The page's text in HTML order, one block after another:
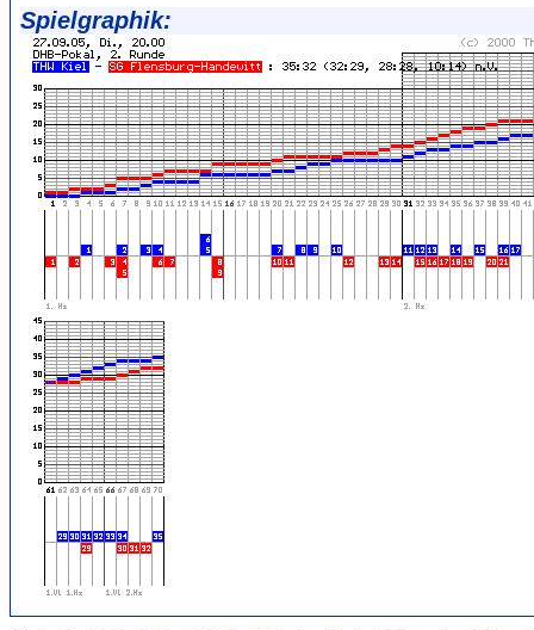
Spielgraphik: